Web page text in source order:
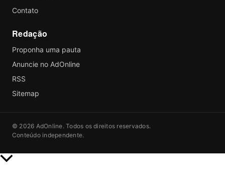
Contato
Redação
Proponha uma pauta
Anuncie no AdOnline
RSS
Sitemap
© 2026 AdOnline. Todos os direitos reservados.
Conteúdo independente.